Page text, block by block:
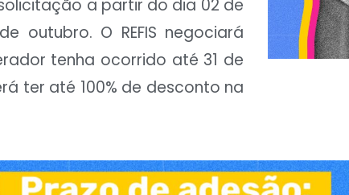
a partir do dia 02 de
outubro. O REFIS negociará
tenha ocorrido até 31 de
ter até 100% de desconto na